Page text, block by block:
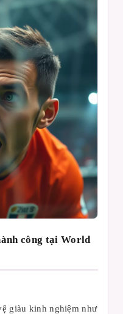
công tại World
giàu kinh nghiệm như